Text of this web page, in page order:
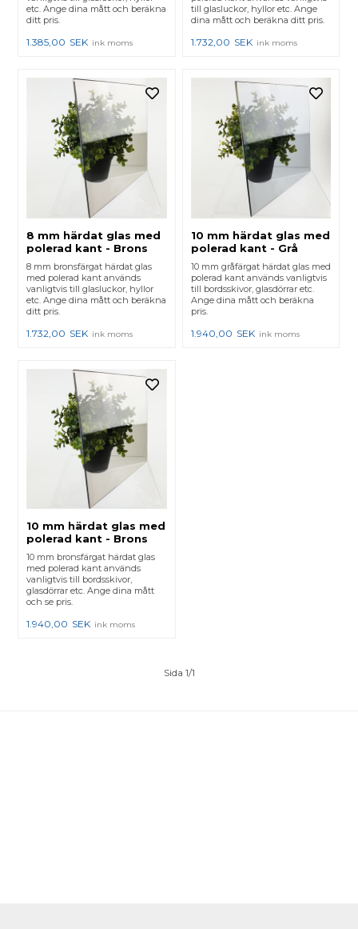
etc. Ange dina mått och beräkna
ditt pris.
1.385,00 SEK ink moms
till glasluckor, hyllor etc. Ange
dina mått och beräkna ditt pris.
1.732,00 SEK ink moms
8 mm härdat glas med
polerad kant - Brons
8 mm bronsfärgat härdat glas
med polerad kant används
vanligtvis till glasluckor, hyllor
etc. Ange dina mått och beräkna
ditt pris.
1.732,00 SEK ink moms
10 mm härdat glas med
polerad kant - Grå
10 mm gråfärgat härdat glas med
polerad kant används vanligtvis
till bordsskivor, glasdörrar etc.
Ange dina mått och beräkna
pris.
1.940,00 SEK ink moms
10 mm härdat glas med
polerad kant - Brons
10 mm bronsfärgat härdat glas
med polerad kant används
vanligtvis till bordsskivor,
glasdörrar etc. Ange dina mått
och se pris.
1.940,00 SEK ink moms
Sida 1/1